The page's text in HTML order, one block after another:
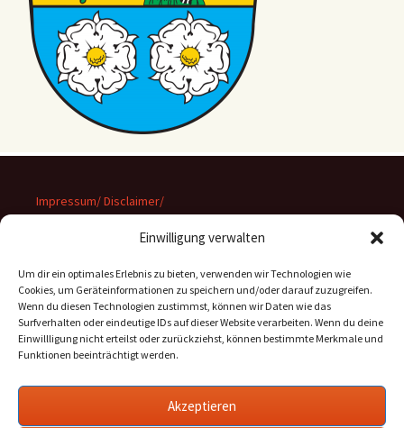
Einwilligung verwalten
Um dir ein optimales Erlebnis zu bieten, verwenden wir Technologien wie
Cookies, um Geräteinformationen zu speichern und/oder darauf zuzugreifen.
Wenn du diesen Technologien zustimmst, können wir Daten wie das
Surfverhalten oder eindeutige IDs auf dieser Website verarbeiten. Wenn du deine
Einwillligung nicht erteilst oder zurückziehst, können bestimmte Merkmale und
Funktionen beeinträchtigt werden.
Akzeptieren
Impressum/ Disclaimer/
Datenschutz
Suchen
nach: